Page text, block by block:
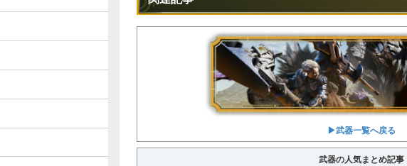
▶︎武器一覧へ戻る
武器の人気まとめ記事